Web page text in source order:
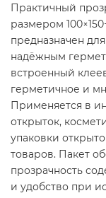
Практичный
размером
предназначен
надёжным
встроенный
герметичное и
Применяется в
открыток,
упаковки
товаров. Пакет
прозрачность
и удобство при